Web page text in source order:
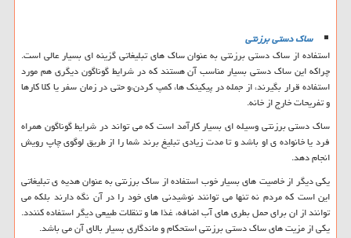
ساک دستی برزنتی
استفاده از ساک دستی برزنتی به عنوان ساک های تبلیغاتی گزینه ای بسیار عالی است.
چراکه این ساک دستی بسیار مناسب آن هستند که در شرایط گوناگون دیگری هم مورد
استفاده قرار بگیرند، از جمله در پیکینک ها، کمپ کردن،و حتی در زمان سفر یا کلا کارها
و تفریحات خارج از خانه.
ساک دستی برزنتی وسیله ای بسیار کارآمد است که می تواند در شرایط گوناگون همراه
فرد یا خانواده ی او باشد و تا مدت زیادی تبلیغ برند شما را از طریق لوگوی چاپ رویش
انجام دهد.
یکی دیگر از خاصیت های بسیار خوب استفاده از ساک برزنتی به عنوان هدیه ی تبلیغاتی
این است که مردم نه تنها می توانند نوشیدنی های خود را در آن نگه دارند بلکه می
توانند از ان برای حمل بطری های آب اضافه، غذا ها و تنقلات طبیعی دیگر استفاده کنندد.
یکی از مزیت های ساک دستی برزنتی استحکام و ماندگاری بسیار بالای آن می باشد.